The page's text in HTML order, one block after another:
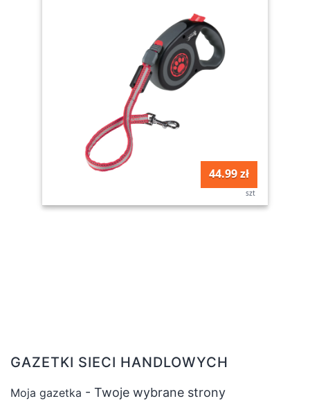
44.99 zł
szt
GAZETKI SIECI HANDLOWYCH
Moja gazetka - Twoje wybrane strony